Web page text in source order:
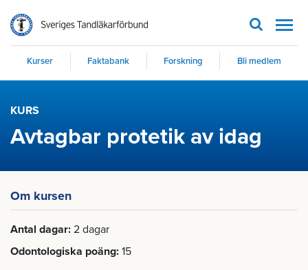
Kurser Faktabank Forskning Bli medlem
KURS
Avtagbar protetik av idag
Om kursen
Antal dagar 2 dagar
Odontologiska poäng 15